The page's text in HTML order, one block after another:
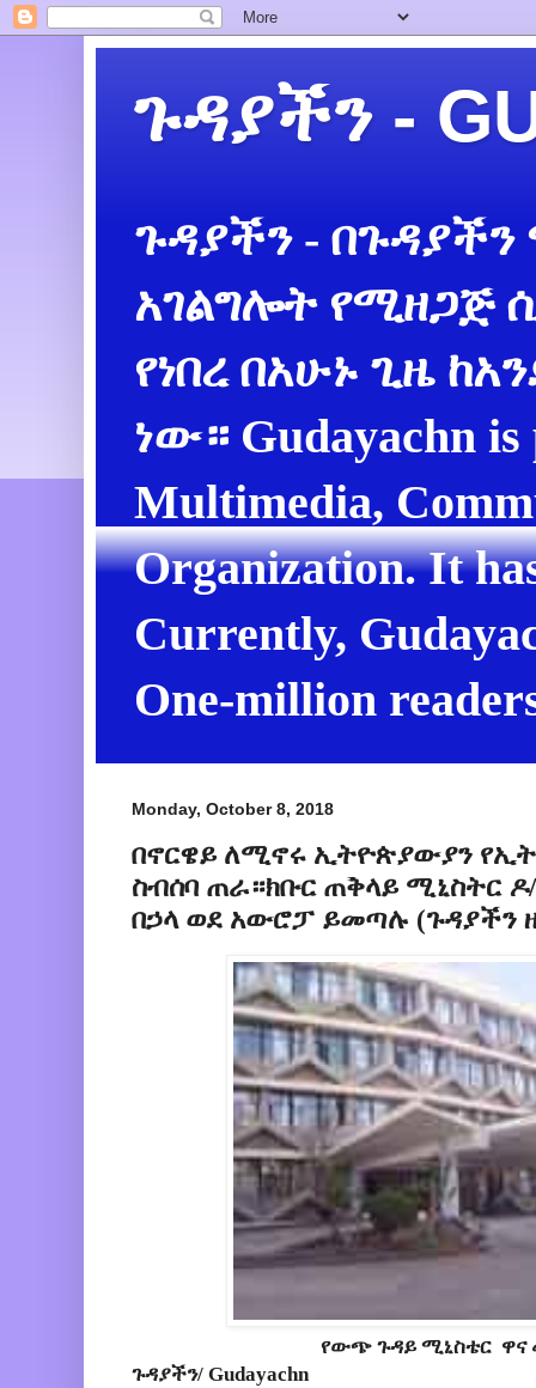
ጉዳያችን -
ጉዳያችን -
አገልግሎት የሚዘጋጅ
የነበረ በአሁኑ ጊዜ
ነው። Gudayachn is
Multimedia,
Organization. It
Currently,
One-million
Monday, October 8, 2018
በኖርዌይ ለሚኖሩ ኢትዮጵያውያን
ስብሰባ ጠራ።ክቡር ጠቅላይ ሚኒስትር
በኃላ ወደ አውሮፓ ይመጣሉ (ጉዳያችን
የውጭ ጉዳይ ሚኒስቴር ዋና
ጉዳያችን/ Gudayachn